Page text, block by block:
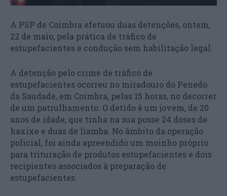
A PSP de Coimbra efetuou duas detenções, ontem,
22 de maio, pela prática de tráfico de
estupefacientes e condução sem habilitação legal.
A detenção pelo crime de tráfico de
estupefacientes ocorreu no miradouro do Penedo
da Saudade, em Coimbra, pelas 15 horas, no decorrer
de um patrulhamento. O detido é um jovem, de 20
anos de idade, que tinha na sua posse 24 doses de
haxixe e duas de liamba. No âmbito da operação
policial, foi ainda apreendido um moinho próprio
para trituração de produtos estupefacientes e dois
recipientes associados à preparação de
estupefacientes.